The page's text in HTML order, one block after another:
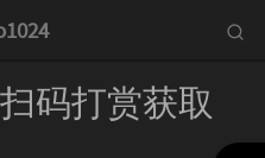
码打赏获取